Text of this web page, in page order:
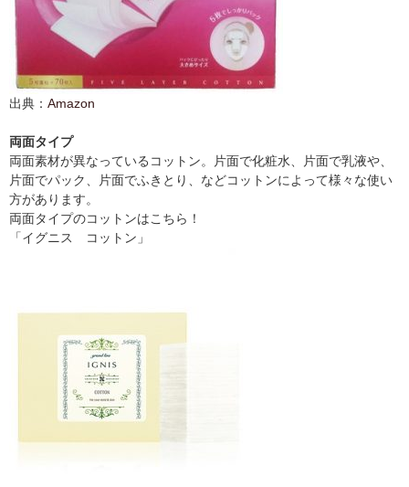
出典： Amazon
両面タイプ
両面素材が異なっているコットン。片面で化粧水、片面で乳液や、
片面でパック、片面でふきとり、などコットンによって様々な使い
方があります。
両面タイプのコットンはこちら！
「イグニス コットン」